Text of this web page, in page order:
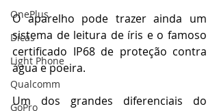
OnePlus
Dicas
Light Phone
Qualcomm
GoPro
O aparelho pode trazer ainda um
sistema de leitura de íris e o famoso
certificado IP68 de proteção contra
água e poeira.
Um dos grandes diferenciais do